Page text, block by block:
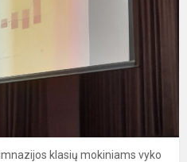
klasių mokiniams vyko